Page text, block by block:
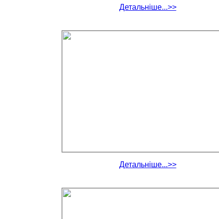
Детальніше...>>
Детальніше...>>